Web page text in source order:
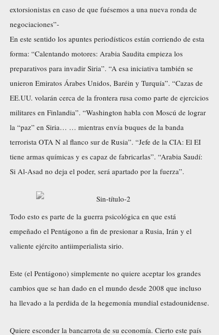
extorsionistas en caso de que fuésemos a una nueva ronda de
negociaciones”-
En este sentido los apuntes periodísticos están corriendo de esta
forma: “Calentando motores: Arabia Saudita empieza los
preparativos para invadir Siria”. “A esa iniciativa también se
unieron Emiratos Árabes Unidos, Baréin y Turquía”. “Cazas de
EE.UU. volarán cerca de la frontera rusa como parte de ejercicios
militares en Finlandia”. “Washington habla con Moscú de lograr
la “paz” en Siria… … mientras envía buques de la banda
terrorista OTA N al flanco sur de Rusia”. “Jefe de la CIA: El EI
tiene armas químicas y es capaz de fabricarlas”. “Arabia Saudí:
Si Al-Asad no deja el poder, será apartado por la fuerza”.
Todo esto es parte de la guerra psicológica en que está
empeñado el Pentágono a fin de presionar a Rusia, Irán y el
valiente ejército antiimperialista sirio.
Este (el Pentágono) simplemente no quiere aceptar los grandes
cambios que se han dado en el mundo desde 2008 que incluso
ha llevado a la perdida de la hegemonía mundial estadounidense.
Quiere esconder la bancarrota de su economía. Cierto este país